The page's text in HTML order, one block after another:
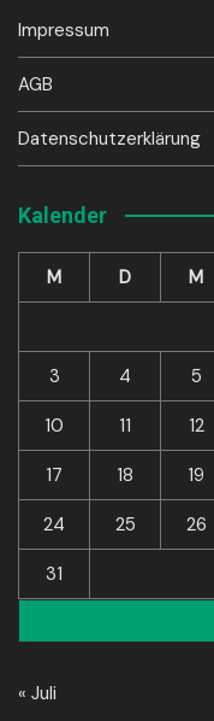
Impressum
AGB
Datenschutzerklärung
Kalender
M D M
3 4 5
10 11 12
17 18 19
24 25 26
31
« Juli